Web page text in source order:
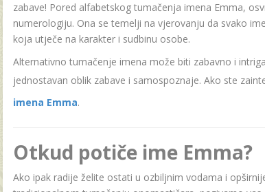
zabave! Pored alfabetskog tumačenja imena Emma,
numerologiju. Ona se temelji na vjerovanju da svako
koja utječe na karakter i sudbinu osobe.
Alternativno tumačenje imena može biti zabavno i
jednostavan oblik zabave i samospoznaje. Ako ste
imena Emma.
Otkud potiče ime Emma?
Ako ipak radije želite ostati u ozbiljnim vodama i